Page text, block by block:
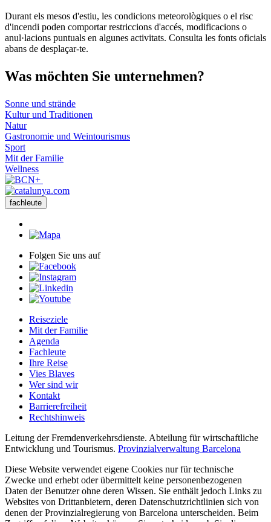
Durant els mesos d'estiu, les condicions meteorològiques o el risc
d'incendi poden comportar restriccions d'accés, modificacions o
anul·lacions puntuals en algunes activitats. Consulta les fonts oficials
abans de desplaçar-te.
Was möchten Sie unternehmen?
Sonne und strände
Kultur und Traditionen
Natur
Gastronomie und Weintourismus
Sport
Mit der Familie
Wellness
fachleute
Folgen Sie uns auf
Reiseziele
Mit der Familie
Agenda
Fachleute
Ihre Reise
Vies Blaves
Wer sind wir
Kontakt
Barrierefreiheit
Rechtshinweis
Leitung der Fremdenverkehrsdienste. Abteilung für wirtschaftliche
Entwicklung und Tourismus. Provinzialverwaltung Barcelona
Diese Website verwendet eigene Cookies nur für technische
Zwecke und erhebt oder übermittelt keine personenbezogenen
Daten der Benutzer ohne deren Wissen. Sie enthält jedoch Links zu
Websites von Drittanbietern, deren Datenschutzrichtlinien sich von
denen der Provinzialregierung von Barcelona unterscheiden. Beim